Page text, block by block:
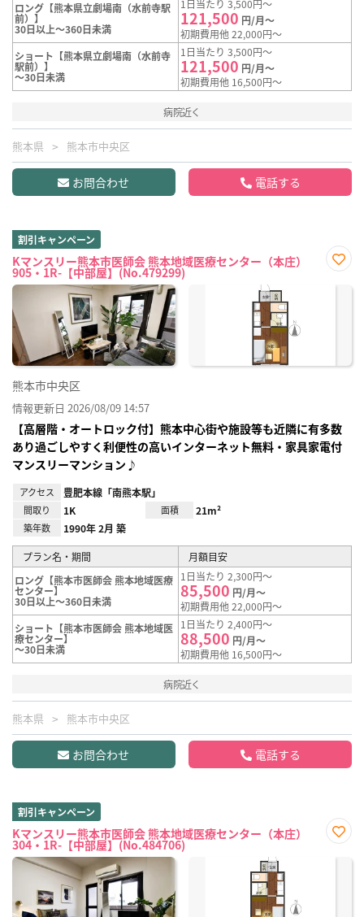
ロング【熊本県立劇場南（水前寺駅
前）】
30日以上～360日未満
1日当たり 3,500円～
121,500 円/月～
初期費用他 22,000円～
ショート【熊本県立劇場南（水前寺
駅前）】
～30日未満
1日当たり 3,500円～
121,500 円/月～
初期費用他 16,500円～
病院近く
熊本県 熊本市中央区
お問合わせ 電話する
割引キャンペーン
Kマンスリー熊本市医師会 熊本地域医療センター（本庄）
905・1R-【中部屋】(No.479299)
に入
熊本市中央区
情報更新日 2026/08/09 14:57
【高層階・オートロック付】熊本中心街や施設等も近隣に有多数
あり過ごしやすく利便性の高いインターネット無料・家具家電付
マンスリーマンション♪
アクセス 豊肥本線「南熊本駅」
間取り 1K 面積 21m²
築年数 1990年 2月 築
プラン名・期間
月額目安
ロング【熊本市医師会 熊本地域医療
センター】
30日以上～360日未満
1日当たり 2,300円～
85,500 円/月～
初期費用他 22,000円～
ショート【熊本市医師会 熊本地域医
療センター】
～30日未満
1日当たり 2,400円～
88,500 円/月～
初期費用他 16,500円～
病院近く
熊本県 熊本市中央区
お問合わせ 電話する
割引キャンペーン
Kマンスリー熊本市医師会 熊本地域医療センター（本庄）
304・1R-【中部屋】(No.484706)
に入